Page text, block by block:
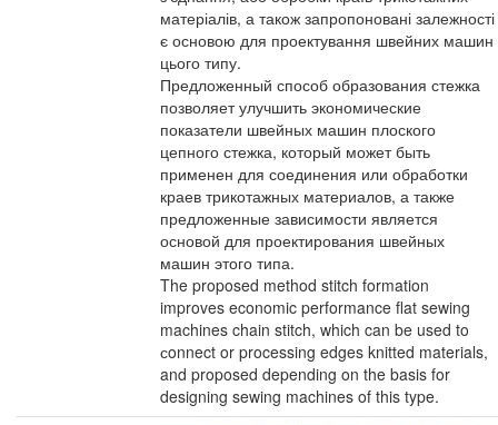
матеріалів, а також запропоновані залежності
є основою для проектування швейних машин
цього типу.
Предложенный способ образования стежка
позволяет улучшить экономические
показатели швейных машин плоского
цепного стежка, который может быть
применен для соединения или обработки
краев трикотажных материалов, а также
предложенные зависимости является
основой для проектирования швейных
машин этого типа.
The proposed method stitch formation
improves economic performance flat sewing
machines chain stitch, which can be used to
сonnect or processing edges knitted materials,
and proposed depending on the basis for
designing sewing machines of this type.